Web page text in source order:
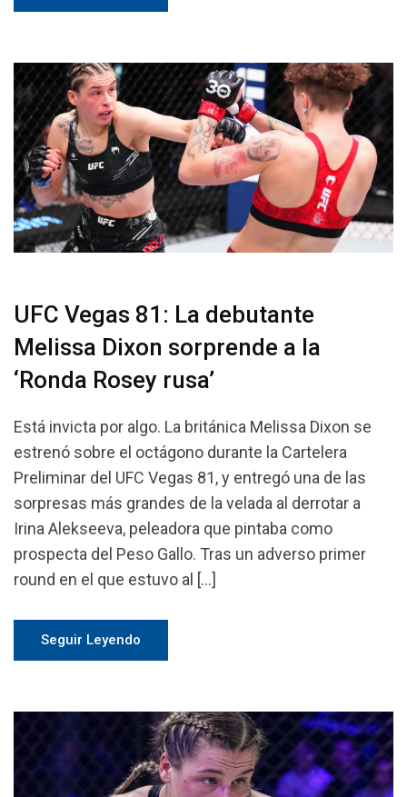
UFC Vegas 81: La debutante
Melissa Dixon sorprende a la
‘Ronda Rosey rusa’
Está invicta por algo. La británica Melissa Dixon se
estrenó sobre el octágono durante la Cartelera
Preliminar del UFC Vegas 81, y entregó una de las
sorpresas más grandes de la velada al derrotar a
Irina Alekseeva, peleadora que pintaba como
prospecta del Peso Gallo. Tras un adverso primer
round en el que estuvo al […]
Seguir Leyendo